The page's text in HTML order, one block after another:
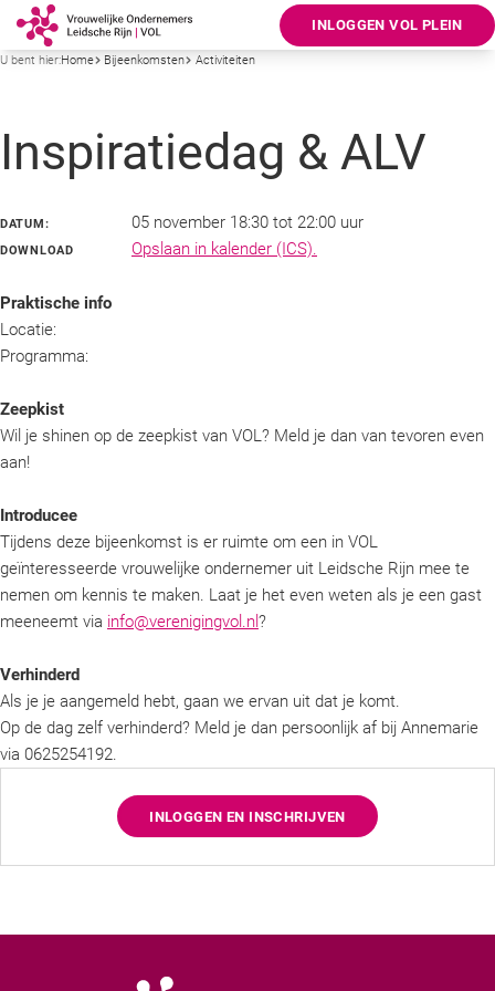
INLOGGEN VOL PLEIN
U bent hier:Home Bijeenkomsten Activiteiten
Inspiratiedag & ALV
DATUM: 05 november 18:30 tot 22:00 uur
DOWNLOAD Opslaan in kalender (ICS).
Praktische info
Locatie:
Programma:
Zeepkist
Wil je shinen op de zeepkist van VOL? Meld je dan van tevoren even
aan!
Introducee
Tijdens deze bijeenkomst is er ruimte om een in VOL
geïnteresseerde vrouwelijke ondernemer uit Leidsche Rijn mee te
nemen om kennis te maken. Laat je het even weten als je een gast
meeneemt via info@verenigingvol.nl?
Verhinderd
Als je je aangemeld hebt, gaan we ervan uit dat je komt.
Op de dag zelf verhinderd? Meld je dan persoonlijk af bij Annemarie
via 0625254192‬.
INLOGGEN EN INSCHRIJVEN